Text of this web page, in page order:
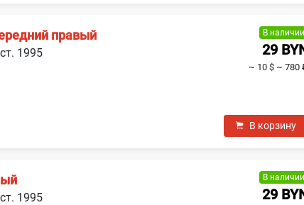
правый
1995
В наличии
29
~ 10 $ ~ 780
В корзину
1995
В наличии
29